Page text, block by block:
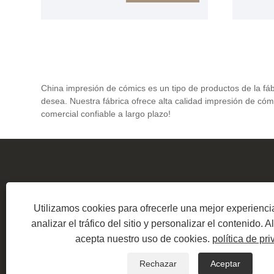
tapa dura y de papel con una
con usted.
un
China impresión de cómics es un tipo de productos de la
desea. Nuestra fábrica ofrece alta calidad impresión de
comercial confiable a largo plazo!
DIRECCIÓN:
Copyright ©
Utilizamos cookies para ofrecerle una mejor
analizar el tráfico del sitio y personalizar el contenido.
acepta nuestro uso de cookies. política de
Rechazar Aceptar